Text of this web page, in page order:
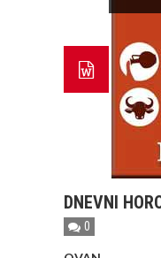
DNEVNI
0